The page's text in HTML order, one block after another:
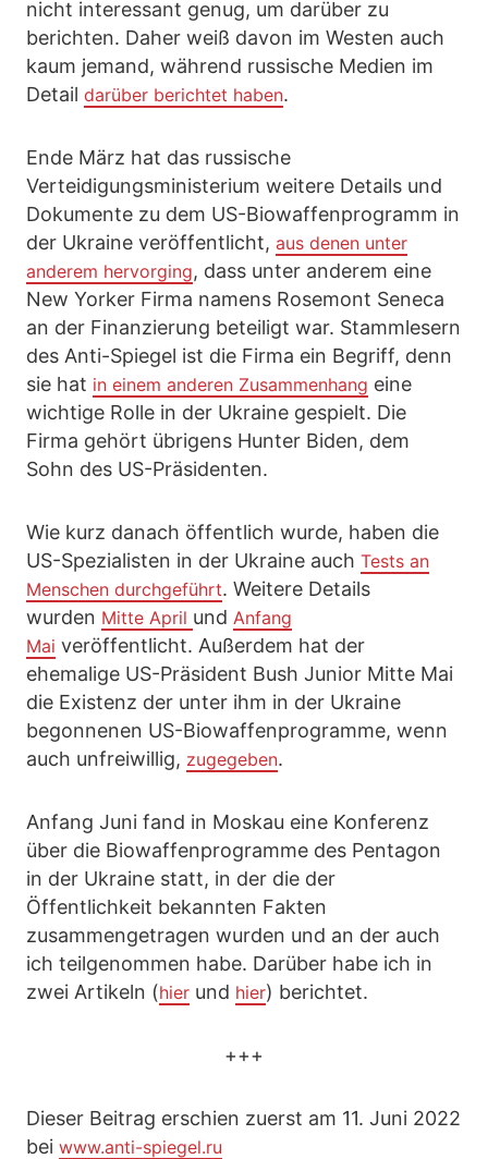
nicht interessant genug, um darüber zu
berichten. Daher weiß davon im Westen auch
kaum jemand, während russische Medien im
Detail darüber berichtet haben.
Ende März hat das russische
Verteidigungsministerium weitere Details und
Dokumente zu dem US-Biowaffenprogramm in
der Ukraine veröffentlicht, aus denen unter
anderem hervorging, dass unter anderem eine
New Yorker Firma namens Rosemont Seneca
an der Finanzierung beteiligt war. Stammlesern
des Anti-Spiegel ist die Firma ein Begriff, denn
sie hat in einem anderen Zusammenhang eine
wichtige Rolle in der Ukraine gespielt. Die
Firma gehört übrigens Hunter Biden, dem
Sohn des US-Präsidenten.
Wie kurz danach öffentlich wurde, haben die
US-Spezialisten in der Ukraine auch Tests an
Menschen durchgeführt. Weitere Details
wurden Mitte April und Anfang
Mai veröffentlicht. Außerdem hat der
ehemalige US-Präsident Bush Junior Mitte Mai
die Existenz der unter ihm in der Ukraine
begonnenen US-Biowaffenprogramme, wenn
auch unfreiwillig, zugegeben.
Anfang Juni fand in Moskau eine Konferenz
über die Biowaffenprogramme des Pentagon
in der Ukraine statt, in der die der
Öffentlichkeit bekannten Fakten
zusammengetragen wurden und an der auch
ich teilgenommen habe. Darüber habe ich in
zwei Artikeln (hier und hier) berichtet.
+++
Dieser Beitrag erschien zuerst am 11. Juni 2022
bei www.anti-spiegel.ru